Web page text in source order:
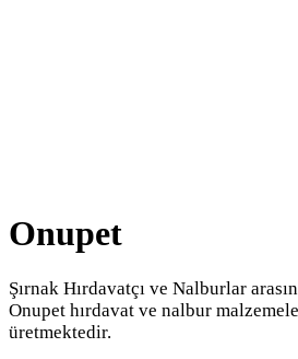
Onupet
Şırnak Hırdavatçı ve Nalburlar
Onupet hırdavat ve nalbur
üretmektedir.